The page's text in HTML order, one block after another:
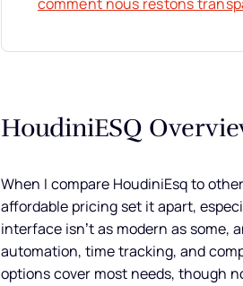
comment nous restons
HoudiniESQ
When I compare HoudiniEsq to
affordable pricing set it apart,
interface isn’t as modern as some,
automation, time tracking, and
options cover most needs, though